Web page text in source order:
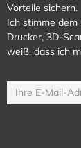
Vorteile sichern.
Ich stimme
Drucker, 3D-
weiß, dass ich